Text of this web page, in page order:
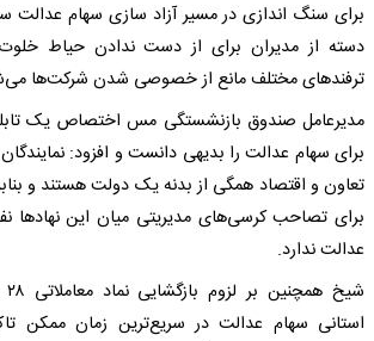
برای سنگ اندازی در مسیر آزاد سازی سهام
دسته از مدیران برای از دست ندادن حیاط
ترفندهای مختلف مانع از خصوصی شدن شرکت‌ها
مدیرعامل صندوق بازنشستگی مس اختصاص یک
برای سهام عدالت را بدیهی دانست و افزود:
تعاون و اقتصاد همگی از بدنه یک دولت هستند و
برای تصاحب کرسی‌های مدیریتی میان این نهادها
عدالت ندارد.
استانی سهام عدالت در سریع‌ترین زمان ممکن